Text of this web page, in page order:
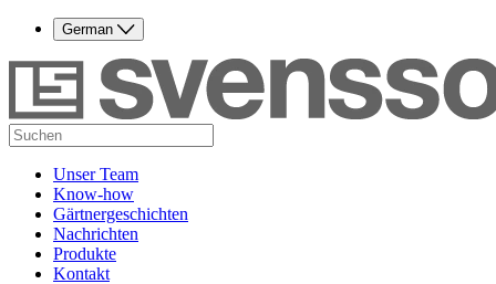
German
Unser Team
Know-how
Gärtnergeschichten
Nachrichten
Produkte
Kontakt